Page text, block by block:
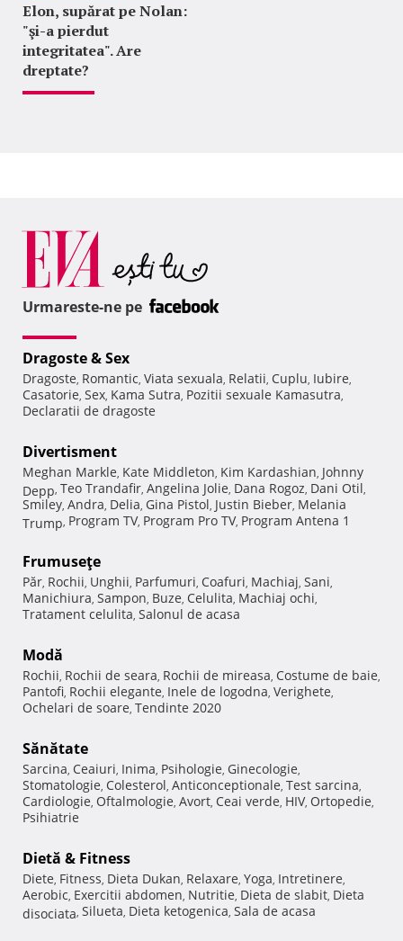
Elon, supărat pe Nolan:
"şi-a pierdut
integritatea". Are
dreptate?
Urmareste-ne pe
Dragoste & Sex
Dragoste, Romantic, Viata sexuala, Relatii, Cuplu, Iubire,
Casatorie, Sex, Kama Sutra, Pozitii sexuale Kamasutra,
Declaratii de dragoste
Divertisment
Meghan Markle, Kate Middleton, Kim Kardashian, Johnny
Depp, Teo Trandafir, Angelina Jolie, Dana Rogoz, Dani Otil,
Smiley, Andra, Delia, Gina Pistol, Justin Bieber, Melania
Trump, Program TV, Program Pro TV, Program Antena 1
Frumuseţe
Păr, Rochii, Unghii, Parfumuri, Coafuri, Machiaj, Sani,
Manichiura, Sampon, Buze, Celulita, Machiaj ochi,
Tratament celulita, Salonul de acasa
Modă
Rochii, Rochii de seara, Rochii de mireasa, Costume de baie,
Pantofi, Rochii elegante, Inele de logodna, Verighete,
Ochelari de soare, Tendinte 2020
Sănătate
Sarcina, Ceaiuri, Inima, Psihologie, Ginecologie,
Stomatologie, Colesterol, Anticonceptionale, Test sarcina,
Cardiologie, Oftalmologie, Avort, Ceai verde, HIV, Ortopedie,
Psihiatrie
Dietă & Fitness
Diete, Fitness, Dieta Dukan, Relaxare, Yoga, Intretinere,
Aerobic, Exercitii abdomen, Nutritie, Dieta de slabit, Dieta
disociata, Silueta, Dieta ketogenica, Sala de acasa